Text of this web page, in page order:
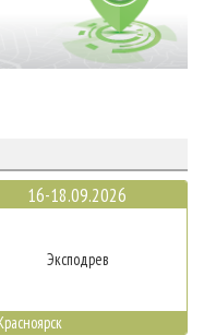
16-18.09.2026
Эксподрев